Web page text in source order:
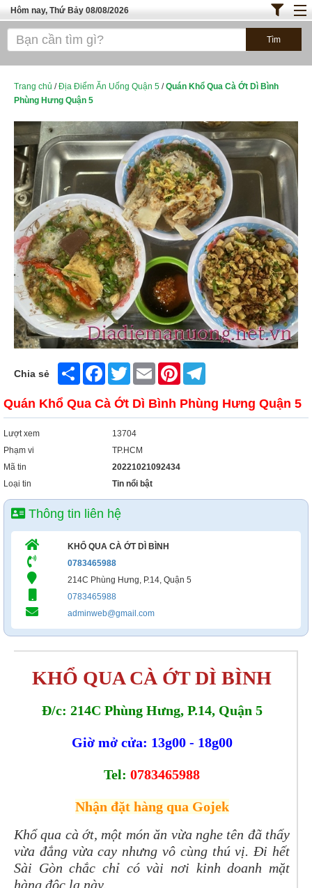
Hôm nay, Thứ Bảy 08/08/2026
Trang chủ
Bánh - Đồ Ăn Vặt
TOP QUÁN ĂN
ĐỊA ĐIỂM ĂN UỐNG HÀ NỘI
Trang chủ /Địa Điểm Ăn Uống Quận 5 /Quán Khổ Qua Cà Ớt Dì Bình
Phùng Hưng Quận 5
Chia sẻ Share FacebookTwitter Email Pinterest
Quán Khổ Qua Cà Ớt Dì Bình Phùng Hưng Quận 5
Lượt xem
13704
Phạm vi
TP.HCM
Mã tin
20221021092434
Loại tin
Tin nổi bật
Thông tin liên hệ
KHỔ QUA CÀ ỚT DÌ BÌNH
0783465988
214C Phùng Hưng, P.14, Quận 5
0783465988
adminweb@gmail.com
KHỔ QUA CÀ ỚT DÌ BÌNH
Đ/c: 214C Phùng Hưng, P.14, Quận 5
Giờ mở cửa: 13g00 - 18g00
Tel: 0783465988
Nhận đặt hàng qua Gojek
Khổ qua cà ớt, một món ăn vừa nghe tên đã thấy
vừa đắng vừa cay nhưng vô cùng thú vị. Đi hết
Sài Gòn chắc chỉ có vài nơi kinh doanh mặt
hàng độc lạ này.